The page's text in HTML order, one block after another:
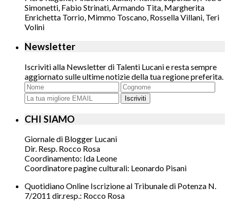
Simonetti, Fabio Strinati, Armando Tita, Margherita
Enrichetta Torrio, Mimmo Toscano, Rossella Villani, Teri
Volini
Newsletter
Iscriviti alla Newsletter di Talenti Lucani e resta sempre
aggiornato sulle ultime notizie della tua regione preferita.
Iscriviti
CHI SIAMO
Giornale di Blogger Lucani
Dir. Resp. Rocco Rosa
Coordinamento: Ida Leone
Coordinatore pagine culturali: Leonardo Pisani
Quotidiano Online Iscrizione al Tribunale di Potenza N.
7/2011 dir.resp.: Rocco Rosa